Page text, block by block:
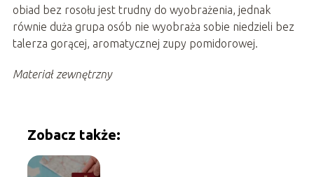
obiad bez rosołu jest trudny do wyobrażenia, jednak
równie duża grupa osób nie wyobraża sobie niedzieli bez
talerza gorącej, aromatycznej zupy pomidorowej.
Materiał zewnętrzny
Zobacz także: